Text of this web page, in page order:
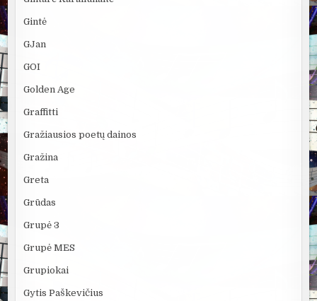
Gintė
GJan
GOI
Golden Age
Graffitti
Gražiausios poetų dainos
Gražina
Greta
Grūdas
Grupė 3
Grupė MES
Grupiokai
Gytis Paškevičius